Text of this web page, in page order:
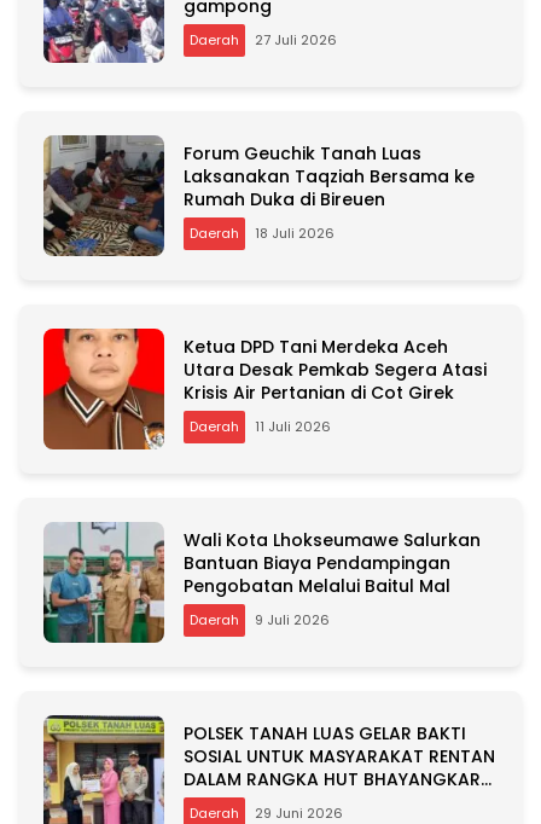
gampong
Daerah 27 Juli 2026
Forum Geuchik Tanah Luas
Laksanakan Taqziah Bersama ke
Rumah Duka di Bireuen
Daerah 18 Juli 2026
Ketua DPD Tani Merdeka Aceh
Utara Desak Pemkab Segera Atasi
Krisis Air Pertanian di Cot Girek
Daerah 11 Juli 2026
Wali Kota Lhokseumawe Salurkan
Bantuan Biaya Pendampingan
Pengobatan Melalui Baitul Mal
Daerah 9 Juli 2026
POLSEK TANAH LUAS GELAR BAKTI
SOSIAL UNTUK MASYARAKAT RENTAN
DALAM RANGKA HUT BHAYANGKARA
KE-80
Daerah 29 Juni 2026